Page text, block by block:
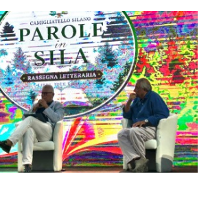
nel 2024 e nel 2025, che hanno
calabrese autorevoli protagonisti
e internazionale, anche per
– Laboratorio Interdisciplinare […]